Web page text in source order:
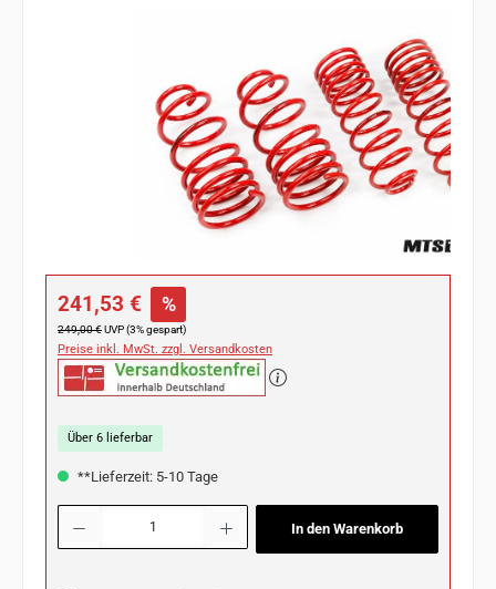
Verkaufspreis:
241,53 € %
Regulärer Preis:
249,00 €UVP (3% gespart)
Preise inkl. MwSt. zzgl. Versandkosten
Über 6 lieferbar
**Lieferzeit: 5-10 Tage
Produkt Anzahl: Gib den gewünschten Wert ein oder benutze die Schaltflächen
In den Warenkorb